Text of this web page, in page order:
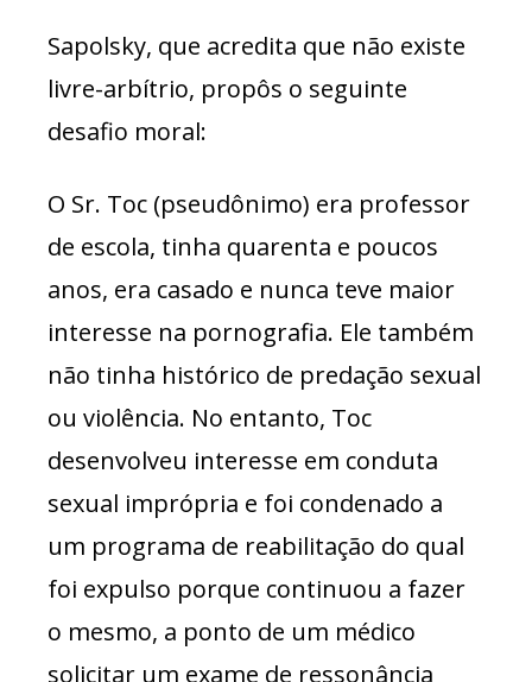
Sapolsky, que acredita que não existe
livre-arbítrio, propôs o seguinte
desafio moral:
O Sr. Toc (pseudônimo) era professor
de escola, tinha quarenta e poucos
anos, era casado e nunca teve maior
interesse na pornografia. Ele também
não tinha histórico de predação sexual
ou violência. No entanto, Toc
desenvolveu interesse em conduta
sexual imprópria e foi condenado a
um programa de reabilitação do qual
foi expulso porque continuou a fazer
o mesmo, a ponto de um médico
solicitar um exame de ressonância